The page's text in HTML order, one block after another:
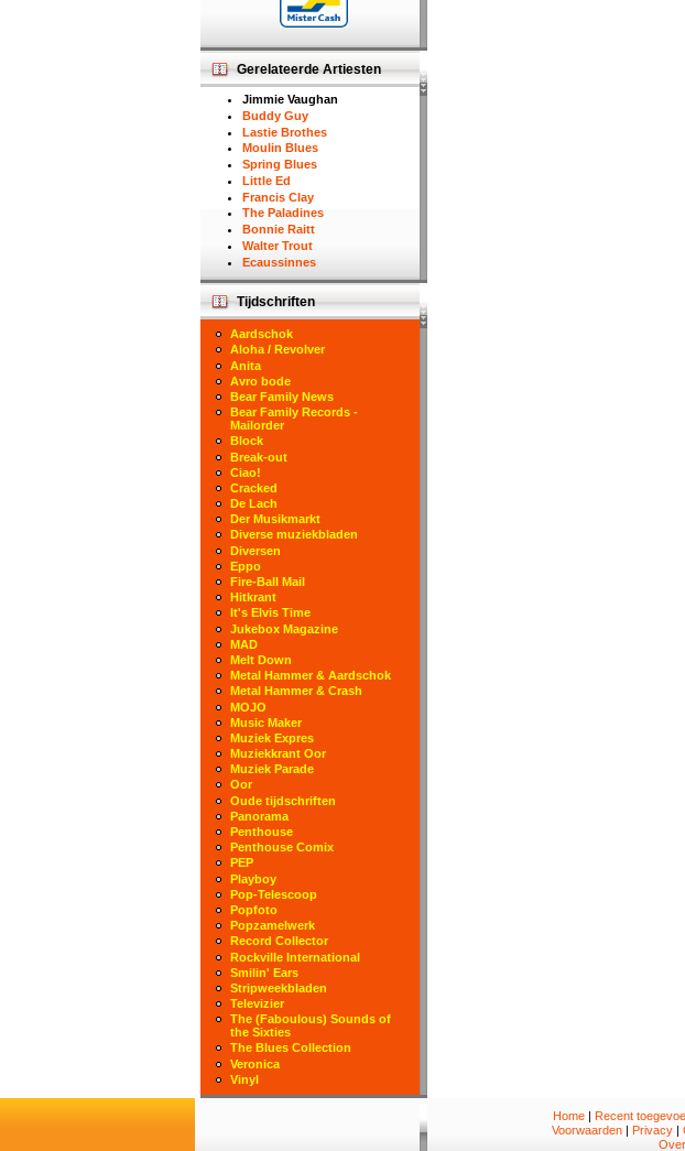
Gerelateerde Artiesten
Jimmie Vaughan
Buddy Guy
Lastie Brothes
Moulin Blues
Spring Blues
Little Ed
Francis Clay
The Paladines
Bonnie Raitt
Walter Trout
Ecaussinnes
Tijdschriften
Aardschok
Aloha / Revolver
Anita
Avro bode
Bear Family News
Bear Family Records -
Mailorder
Block
Break-out
Ciao!
Cracked
De Lach
Der Musikmarkt
Diverse muziekbladen
Diversen
Eppo
Fire-Ball Mail
Hitkrant
It's Elvis Time
Jukebox Magazine
MAD
Melt Down
Metal Hammer & Aardschok
Metal Hammer & Crash
MOJO
Music Maker
Muziek Expres
Muziekkrant Oor
Muziek Parade
Oor
Oude tijdschriften
Panorama
Penthouse
Penthouse Comix
PEP
Playboy
Pop-Telescoop
Popfoto
Popzamelwerk
Record Collector
Rockville International
Smilin' Ears
Stripweekbladen
Televizier
The (Faboulous) Sounds of
the Sixties
The Blues Collection
Veronica
Vinyl
Home| Recent
Voorwaarden | Privacy |